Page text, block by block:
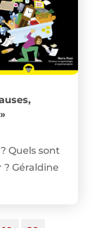
Quels sont
Géraldine